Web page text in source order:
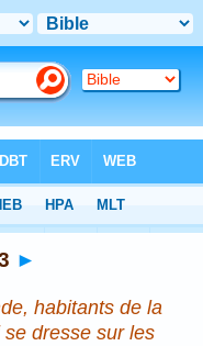
►
habitants de la
dresse sur les